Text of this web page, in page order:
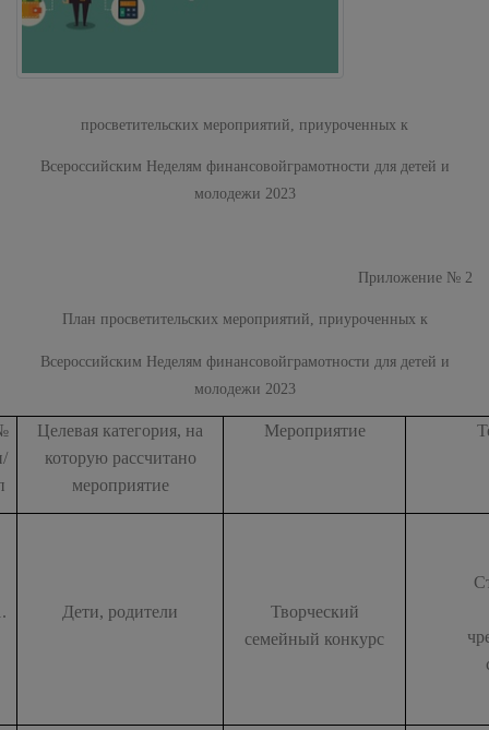
просветительских мероприятий, приуроченных к
Всероссийским Неделям финансовойграмотности для детей и
молодежи 2023
Приложение № 2
План просветительских мероприятий, приуроченных к
Всероссийским Неделям финансовойграмотности для детей и
молодежи 2023
Целевая категория, на
которую рассчитано
мероприятие
Мероприятие
Дети, родители
Творческий
семейный конкурс